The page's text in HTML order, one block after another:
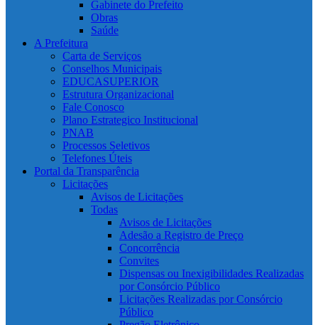
Gabinete do Prefeito
Obras
Saúde
A Prefeitura
Carta de Serviços
Conselhos Municipais
EDUCASUPERIOR
Estrutura Organizacional
Fale Conosco
Plano Estrategico Institucional
PNAB
Processos Seletivos
Telefones Úteis
Portal da Transparência
Licitações
Avisos de Licitações
Todas
Avisos de Licitações
Adesão a Registro de Preço
Concorrência
Convites
Dispensas ou Inexigibilidades Realizadas
por Consórcio Público
Licitações Realizadas por Consórcio
Público